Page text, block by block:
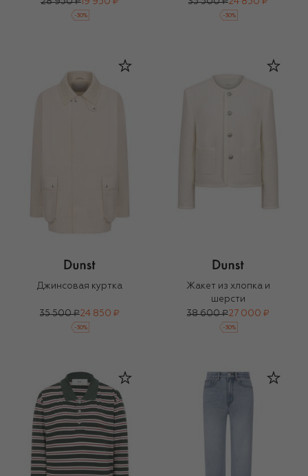
28 950 ₽ 19 950 ₽
-30%
35 500 ₽24 850 ₽
-30%
Джинсовая куртка
35 500 ₽24 850 ₽
-30%
Жакет из хлопка и
шерсти
38 600 ₽27 000 ₽
-30%